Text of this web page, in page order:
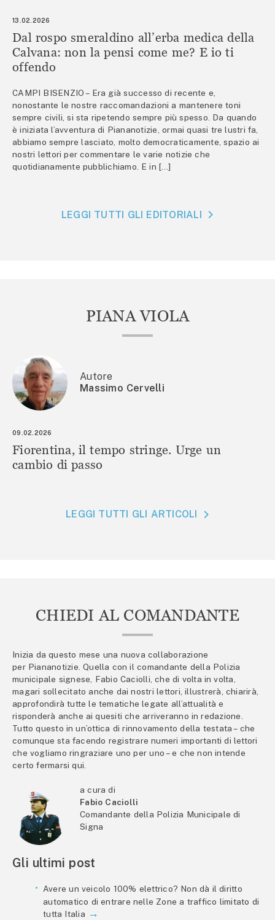
13.02.2026
Dal rospo smeraldino all’erba medica della
Calvana: non la pensi come me? E io ti
offendo
CAMPI BISENZIO – Era già successo di recente e,
nonostante le nostre raccomandazioni a mantenere toni
sempre civili, si sta ripetendo sempre più spesso. Da quando
è iniziata l’avventura di Piananotizie, ormai quasi tre lustri fa,
abbiamo sempre lasciato, molto democraticamente, spazio ai
nostri lettori per commentare le varie notizie che
quotidianamente pubblichiamo. E in […]
LEGGI TUTTI GLI EDITORIALI
PIANA VIOLA
Autore
Massimo Cervelli
09.02.2026
Fiorentina, il tempo stringe. Urge un
cambio di passo
LEGGI TUTTI GLI ARTICOLI
CHIEDI AL COMANDANTE
Inizia da questo mese una nuova collaborazione
per Piananotizie. Quella con il comandante della Polizia
municipale signese, Fabio Caciolli, che di volta in volta,
magari sollecitato anche dai nostri lettori, illustrerà, chiarirà,
approfondirà tutte le tematiche legate all’attualità e
risponderà anche ai quesiti che arriveranno in redazione.
Tutto questo in un’ottica di rinnovamento della testata – che
comunque sta facendo registrare numeri importanti di lettori
che vogliamo ringraziare uno per uno – e che non intende
certo fermarsi qui.
a cura di
Fabio Caciolli
Comandante della Polizia Municipale di
Signa
Gli ultimi post
Avere un veicolo 100% elettrico? Non dà il diritto
automatico di entrare nelle Zone a traffico limitato di
tutta Italia